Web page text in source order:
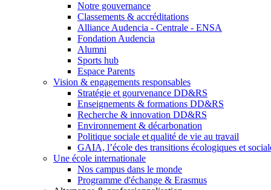
Notre gouvernance
Classements & accréditations
Alliance Audencia - Centrale - ENSA
Fondation Audencia
Alumni
Sports hub
Espace Parents
Vision & engagements responsables
Stratégie et gourvenance DD&RS
Enseignements & formations DD&RS
Recherche & innovation DD&RS
Environnement & décarbonation
Politique sociale et qualité de vie au travail
GAIA, l’école des transitions écologiques et
Une école internationale
Nos campus dans le monde
Programme d'échange & Erasmus